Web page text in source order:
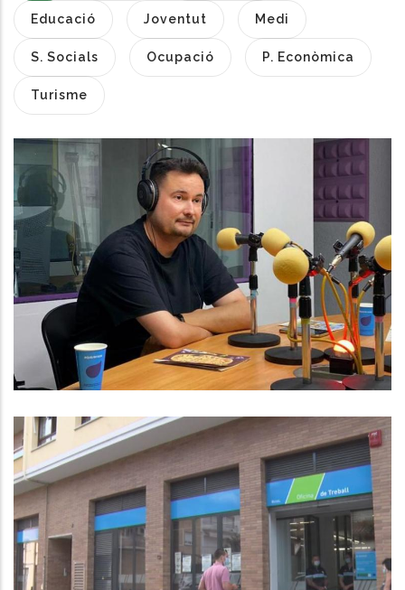
Educació Joventut Medi
S. Socials Ocupació P. Econòmica
Turisme
ENTREVISTA A ALFONS RIBAS.
CONSELLER DE COMUNICACIÓ AL
CONSELL
Altres
El Consell Comarcal Del Baix
Penedès Acusa El SOC De Mentir
Respecte A Les Informacions
Publicades